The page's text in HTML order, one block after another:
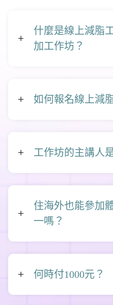
什麼是線上減脂
加工作坊？
如何報名線上減
工作坊的主講人
住海外也能參加
一嗎？
何時付1000元？